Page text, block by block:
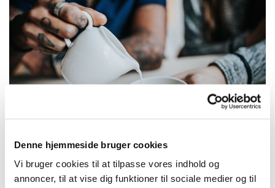
Denne hjemmeside bruger cookies
Vi bruger cookies til at tilpasse vores indhold og
annoncer, til at vise dig funktioner til sociale medier og til